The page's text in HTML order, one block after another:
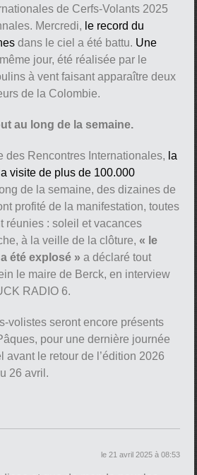
de Cerfs-Volants 2025
Mercredi, le record du
dans le ciel a été battu. Une
jour, été réalisée par le
à vent faisant apparaître deux
de la Colombie.
au long de la semaine.
des Rencontres Internationales, la
visite de plus de 100.000
de la semaine, des dizaines de
profité de la manifestation, toutes
réunies : soleil et vacances
à la veille de la clôture,« le
été explosé » a déclaré tout
le maire de Berck, en interview
RADIO 6.
volistes seront encore présents
pour une dernière journée
avant le retour de l’édition 2026
26 avril.
le 21 avril 2025 à 08:53